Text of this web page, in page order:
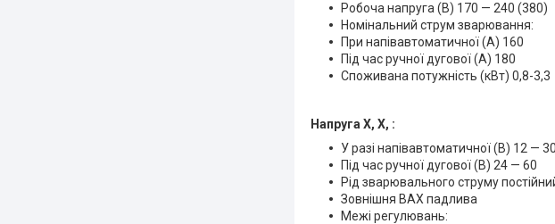
Робоча напруга (В) 170 — 240 (380)
Номінальний струм зварювання:
При напівавтоматичної (А) 160
Під час ручної дугової (А) 180
Споживана потужність (кВт) 0,8-3,3
Напруга Х, Х, :
У разі напівавтоматичної (В) 12 — 30
Під час ручної дугової (В) 24 — 60
Рід зварювального струму
Зовнішня ВАХ падлива
Межі регулювань: